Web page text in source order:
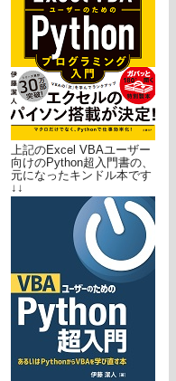
上記のExcel VBAユーザー
向けのPython超入門書の、
元になったキンドル本です
↓↓